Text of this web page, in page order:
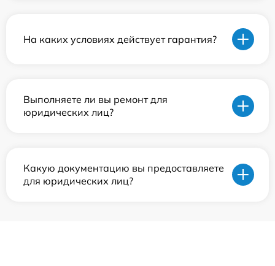
На каких условиях действует гарантия?
Выполняете ли вы ремонт для
юридических лиц?
Какую документацию вы предоставляете
для юридических лиц?